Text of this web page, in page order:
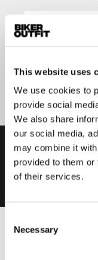
This website uses
We use cookies to
provide social
We also share
our social media,
may combine it
provided to them
of their services.
Selection
Necessary
Heren